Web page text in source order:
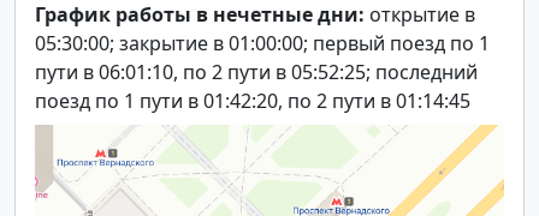
График работы в нечетные дни: открытие в
05:30:00; закрытие в 01:00:00; первый поезд по 1
пути в 06:01:10, по 2 пути в 05:52:25; последний
поезд по 1 пути в 01:42:20, по 2 пути в 01:14:45